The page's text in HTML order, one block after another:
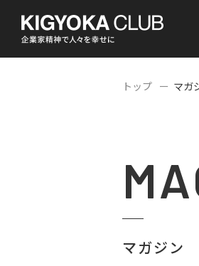
トップ マガ
マガジン